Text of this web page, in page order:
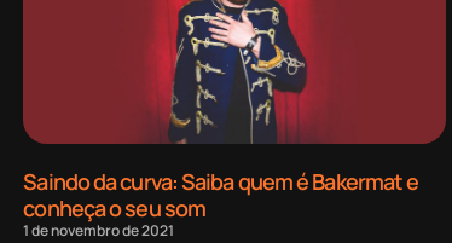
Saindo da curva: Saiba quem é Bakermat e
conheça o seu som
1 de novembro de 2021